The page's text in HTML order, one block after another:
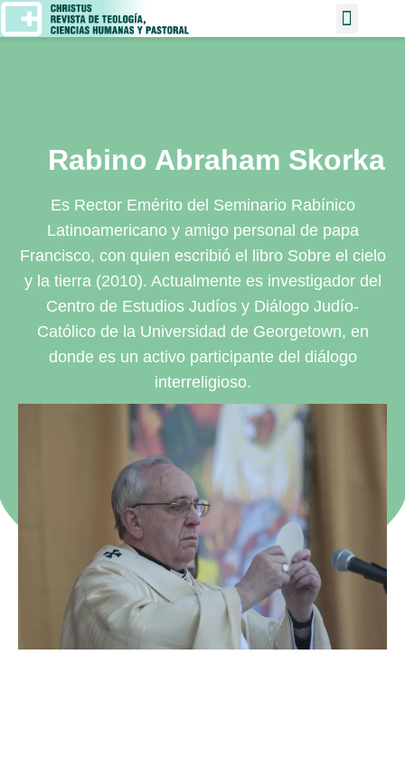
Rabino Abraham Skorka
Es Rector Emérito del Seminario Rabínico
Latinoamericano y amigo personal de papa
Francisco, con quien escribió el libro Sobre el cielo
y la tierra (2010). Actualmente es investigador del
Centro de Estudios Judíos y Diálogo Judío-
Católico de la Universidad de Georgetown, en
donde es un activo participante del diálogo
interreligioso.